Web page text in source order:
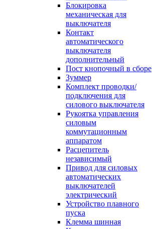
Блокировка
механическая для
выключателя
Контакт
автоматического
выключателя
дополнительный
Пост кнопочный в сборе
Зуммер
Комплект проводки/
подключения для
силового выключателя
Рукоятка управления
силовым
коммутационным
аппаратом
Расцепитель
независимый
Привод для силовых
автоматических
выключателей
электрический
Устройство плавного
пуска
Клемма шинная